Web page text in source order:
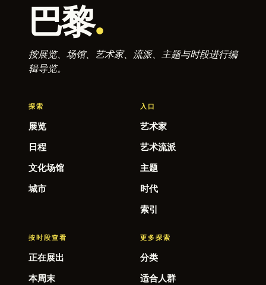
巴黎.
按展览、场馆、艺术家、流派、主题与时段进行编
辑导览。
探索
展览
日程
文化场馆
城市
入口
艺术家
艺术流派
主题
时代
索引
按时段查看
正在展出
本周末
更多探索
分类
适合人群